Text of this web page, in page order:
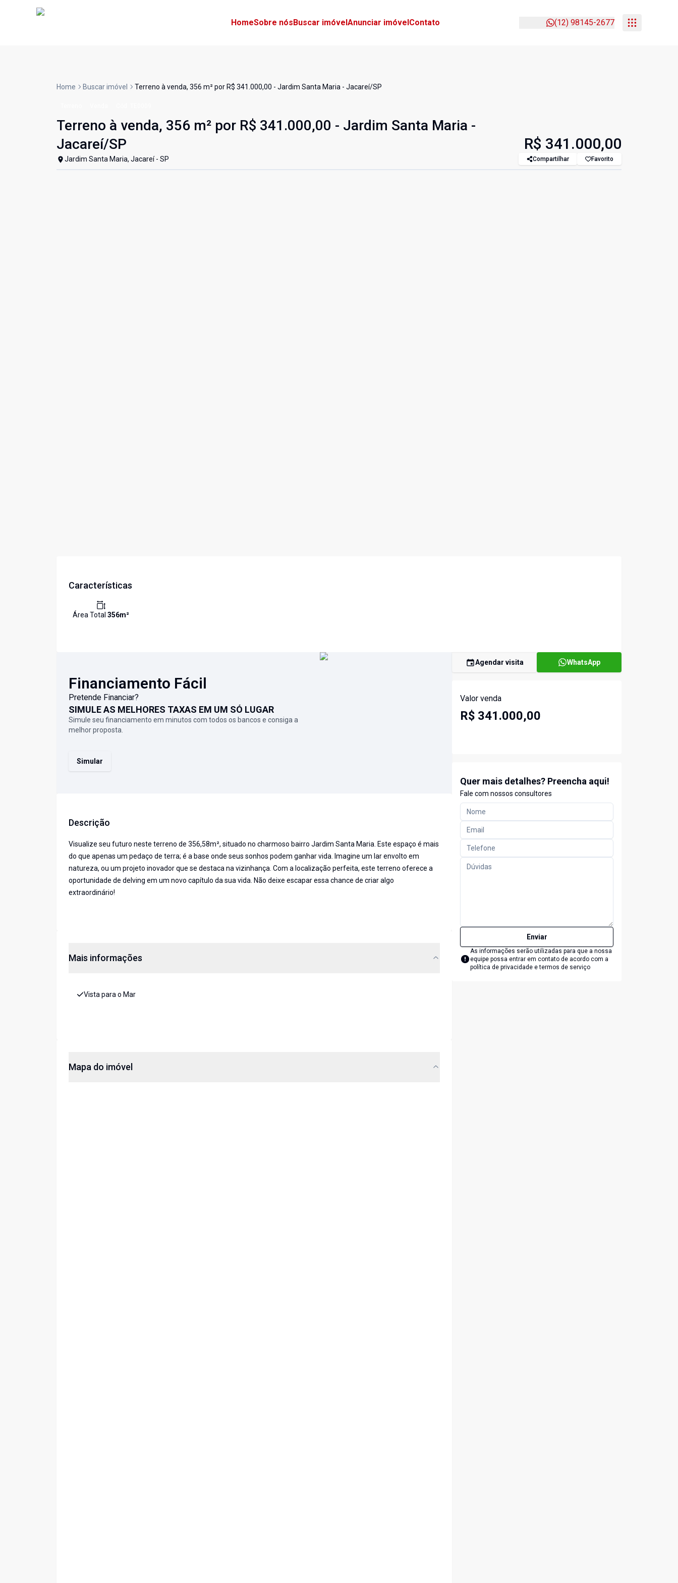
HomeSobre nósBuscar imóvelAnunciar imóvelContato (12) 98145-2677
Home Buscar imóvel Terreno à venda, 356 m² por R$ 341.000,00 - Jardim Santa Maria - Jacareí/SP
Terreno à venda, 356 m² por R$ 341.000,00 - Jardim Santa Maria -
Jacareí/SP
Jardim Santa Maria, Jacareí - SP
R$ 341.000,00
Compartilhar Favorito
Características
Área Total 356m²
Financiamento Fácil
Pretende Financiar?
SIMULE AS MELHORES TAXAS EM UM SÓ LUGAR
Simule seu financiamento em minutos com todos os bancos e consiga a
melhor proposta.
Simular
Descrição
Visualize seu futuro neste terreno de 356,58m², situado no charmoso bairro Jardim Santa Maria. Este espaço é mais
do que apenas um pedaço de terra; é a base onde seus sonhos podem ganhar vida. Imagine um lar envolto em
natureza, ou um projeto inovador que se destaca na vizinhança. Com a localização perfeita, este terreno oferece a
oportunidade de delving em um novo capítulo da sua vida. Não deixe escapar essa chance de criar algo
extraordinário!
Mais informações
Vista para o Mar
Mapa do imóvel
Agendar visita WhatsApp
Valor venda
R$ 341.000,00
Quer mais detalhes? Preencha aqui!
Fale com nossos consultores
Enviar
As informações serão utilizadas para que a nossa
equipe possa entrar em contato de acordo com a
política de privacidade e termos de serviço